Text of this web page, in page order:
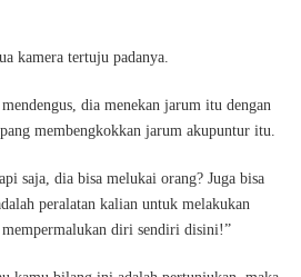
kamera tertuju padanya.
dia menekan jarum itu dengan
membengkokkan jarum akupuntur itu.
saja, dia bisa melukai orang? Juga bisa
peralatan kalian untuk melakukan
diri sendiri disini!”